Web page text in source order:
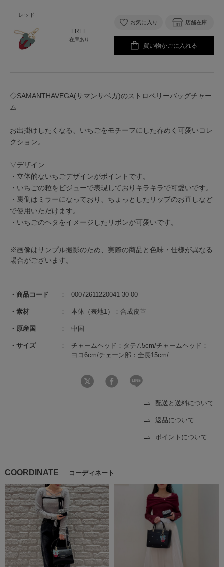
商品コード 00072611220041 30 00
素材 本体（表地1）：合成皮革
原産国 中国
サイズ
チャームヘッド：タテ7.5cm/チャームヘッド：
ヨコ6cm/チェーン部：全長15cm/
レッド
FREE
在庫あり
お気に入り 店舗在庫
買い物かごに入れる
配送と送料について
返品について
ポイントについて
COORDINATE コーディネート
◇SAMANTHAVEGA(サマンサベガ)のストロベリーバッグチャー
ム
お出掛けしたくなる、いちごをモチーフにした春めく可愛いコレ
クション。
▽デザイン
・立体的ないちごデザインがポイントです。
・いちごの粒をビジューで表現しておりキラキラで可愛いです。
・裏側はミラーになっており、ちょっとしたリップのお直しなど
で使用いただけます。
・いちごのヘタをイメージしたリボンが可愛いです。
※画像はサンプル撮影のため、実際の商品と色味・仕様が異なる
場合がございます。